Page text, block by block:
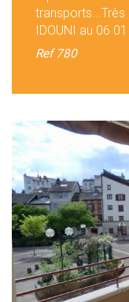
transports...Très
IDOUNI au 06
Ref780